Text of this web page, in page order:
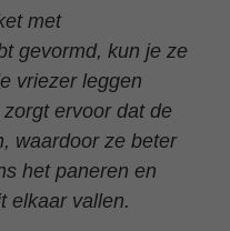
met
gevormd, kun je ze
vriezer leggen
ervoor dat de
waardoor ze beter
het paneren en
elkaar vallen.